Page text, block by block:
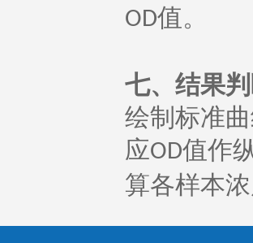
OD值。
七、 结果
绘制标准
应OD值作
算各样本